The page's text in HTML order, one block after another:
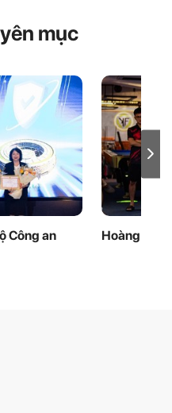
mục
Công an Hoàng 'Xù’